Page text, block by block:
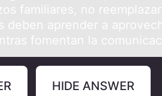
familiares, no
deben aprender a
fomentan la
HIDE ANSWER